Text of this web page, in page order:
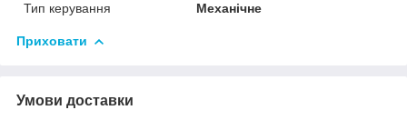
Тип керування
Механічне
Приховати
Умови доставки